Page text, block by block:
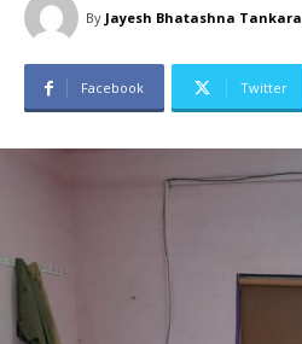
By Jayesh Bhatashna Tankara
Facebook Twitter